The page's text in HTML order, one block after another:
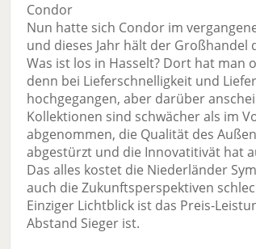
Condor
Nun hatte sich Condor im
und dieses Jahr hält der
Was ist los in Hasselt? Dort hat man
denn bei Lieferschnelligkeit und
hochgegangen, aber darüber
Kollektionen sind schwächer als im
abgenommen, die Qualität des
abgestürzt und die Innovatitivät hat
Das alles kostet die Niederländer
auch die Zukunftsperspektiven
Einziger Lichtblick ist das Preis-
Abstand Sieger ist.